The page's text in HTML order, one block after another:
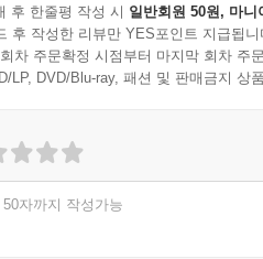
후 한줄평 작성 시 일반회원 50원, 마니
후 작성한 리뷰만 YES포인트 지급됩니
차 주문확정 시점부터 마지막 회차 주
LP, DVD/Blu-ray, 패션 및 판매금지 상
자까지 작성가능